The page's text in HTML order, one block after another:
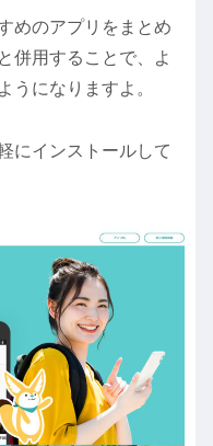
めのアプリをまとめ
併用することで、よ
うになりますよ。
にインストールして